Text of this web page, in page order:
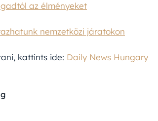
az élményeket
nemzetközi járatokon
kattints ide: Daily News Hungary